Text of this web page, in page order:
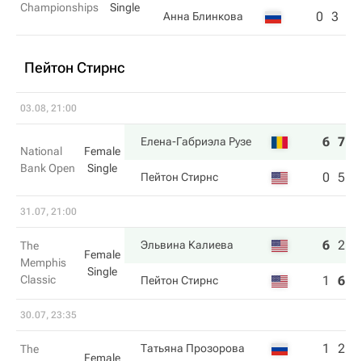
Championships
Single
Анна Блинкова 0 3
Пейтон Стирнс
03.08, 21:00
National
Bank Open
Female
Single
Елена-Габриэла Рузе 6 7
Пейтон Стирнс 0 5
31.07, 21:00
The
Memphis
Classic
Female
Single
Эльвина Калиева 6 2
Пейтон Стирнс 1 6
30.07, 23:35
The
Female
Татьяна Прозорова 1 2